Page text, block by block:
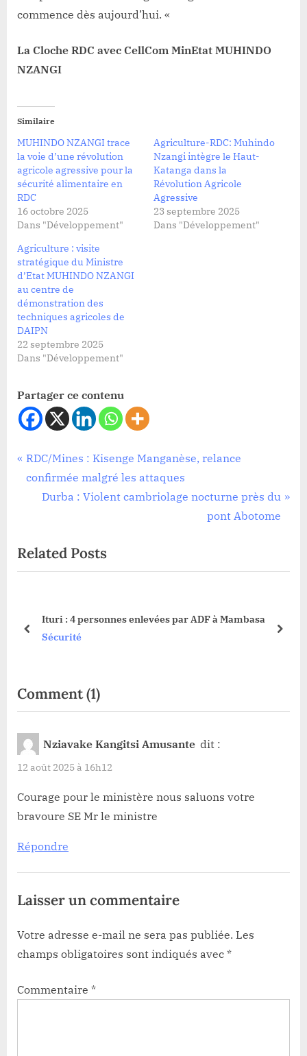
commence dès aujourd’hui. «
La Cloche RDC avec CellCom MinEtat MUHINDO
NZANGI
Similaire
MUHINDO NZANGI trace
la voie d’une révolution
agricole agressive pour la
sécurité alimentaire en
RDC
16 octobre 2025
Dans "Développement"
Agriculture-RDC: Muhindo
Nzangi intègre le Haut-
Katanga dans la
Révolution Agricole
Agressive
23 septembre 2025
Dans "Développement"
Agriculture : visite
stratégique du Ministre
d’Etat MUHINDO NZANGI
au centre de
démonstration des
techniques agricoles de
DAIPN
22 septembre 2025
Dans "Développement"
Partager ce contenu
Développement
Navigation
P
r
o
u
o
:
RDC/Mines : Kisenge Manganèse, relance
confirmée malgré les attaques
N
t
P
Durba : Violent cambriolage nocturne près du
pont Abotome
Related Posts
Ituri : 4 personnes enlevées par ADF à Mambasa
Sécurité
prev next
Comment(1)on
“Gouvernement
Suminwa2:
MUHINDO
le
Mozart
la
guerre
à
Nziavake Kangitsi Amusante dit :
12 août 2025 à 16h12
Courage pour le ministère nous saluons votre
bravoure SE Mr le ministre
Répondre
Laisser un commentaire
Votre adresse e-mail ne sera pas publiée. Les
champs obligatoires sont indiqués avec *
Commentaire *